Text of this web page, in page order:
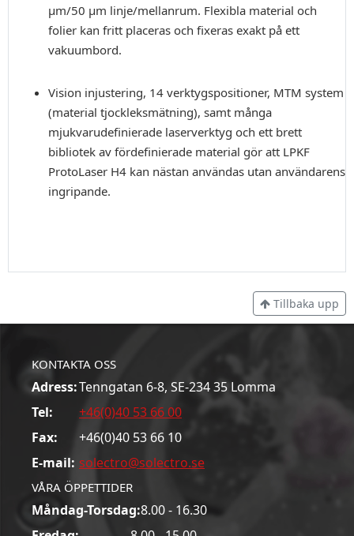
µm/50 µm linje/mellanrum. Flexibla material och
folier kan fritt placeras och fixeras exakt på ett
vakuumbord.
Vision injustering, 14 verktygspositioner, MTM system
(material tjockleksmätning), samt många
mjukvarudefinierade laserverktyg och ett brett
bibliotek av fördefinierade material gör att LPKF
ProtoLaser H4 kan nästan användas utan användarens
ingripande.
Tillbaka upp
KONTAKTA OSS
Adress:Tenngatan 6-8, SE-234 35 Lomma
Tel:
+46(0)40 53 66 00
Fax:
+46(0)40 53 66 10
E-mail: solectro@solectro.se
VÅRA ÖPPETTIDER
Måndag-Torsdag:8.00 - 16.30